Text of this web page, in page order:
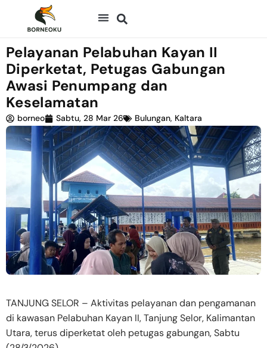
Pelayanan Pelabuhan Kayan II
Diperketat, Petugas Gabungan
Awasi Penumpang dan
Keselamatan
borneo Sabtu, 28 Mar 26 Bulungan, Kaltara
TANJUNG SELOR – Aktivitas pelayanan dan pengamanan
di kawasan Pelabuhan Kayan II, Tanjung Selor, Kalimantan
Utara, terus diperketat oleh petugas gabungan, Sabtu